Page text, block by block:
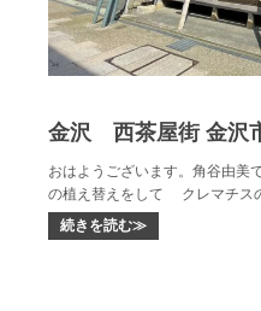
金沢 西茶屋街 金沢
おはようございます。角谷由
の植え替えをして クレマチス
続きを読む≫